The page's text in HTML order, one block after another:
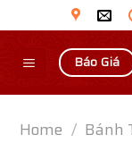
to
content
Báo Giá
Home / Bánh